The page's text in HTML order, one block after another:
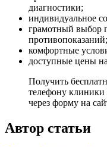
диагностики;
индивидуальное
грамотный выбор
противопоказаний;
комфортные
доступные цены
Получить
телефону клиники
через форму на
Автор статьи